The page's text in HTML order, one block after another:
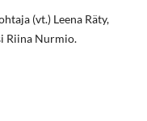
(vt.) Leena Räty,
Riina Nurmio.